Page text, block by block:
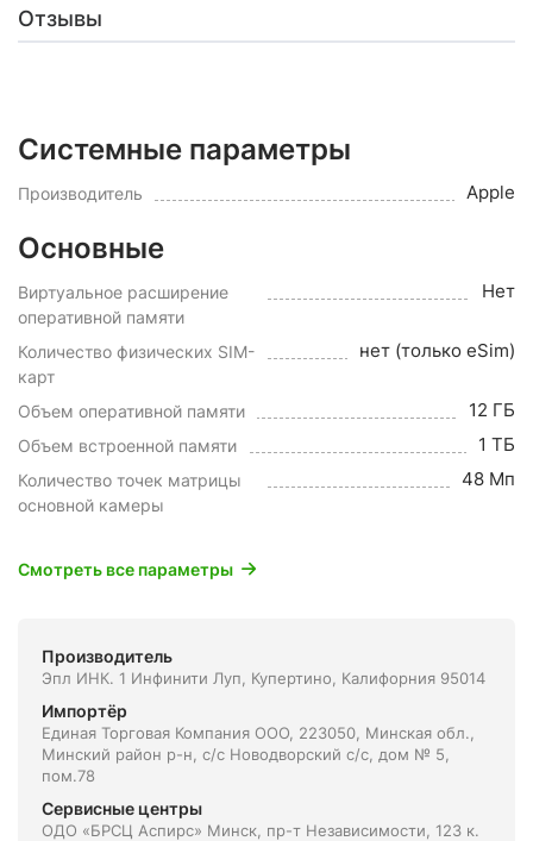
Отзывы
Системные параметры
Производитель Apple
Основные
Виртуальное расширение
оперативной памяти
Нет
Количество физических SIM-
карт
нет (только eSim)
Объем оперативной памяти 12 ГБ
Объем встроенной памяти 1 ТБ
Количество точек матрицы
основной камеры
48 Мп
Смотреть все параметры
Производитель
Эпл ИНК. 1 Инфинити Луп, Купертино, Калифорния 95014
Импортёр
Единая Торговая Компания ООО, 223050, Минская обл.,
Минский район р-н, с/с Новодворский с/с, дом № 5,
пом.78
Сервисные центры
ОДО «БРСЦ Аспирс» Минск, пр-т Независимости, 123 к.